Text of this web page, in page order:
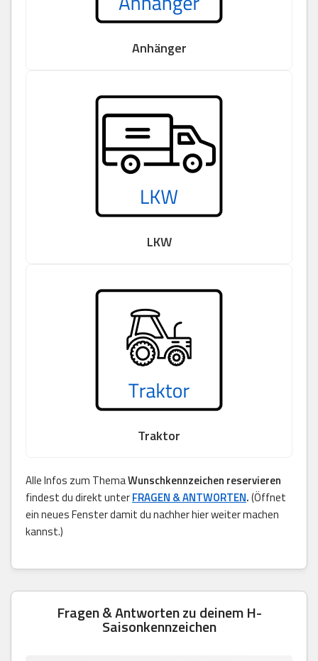
Anhänger
LKW
Traktor
Alle Infos zum ThemaWunschkennzeichen reservieren
findest du direkt unterFRAGEN & ANTWORTEN.(Öffnet
ein neues Fenster damit du nachher hier weiter machen
kannst.)
Fragen & Antworten zu deinem H-
Saisonkennzeichen